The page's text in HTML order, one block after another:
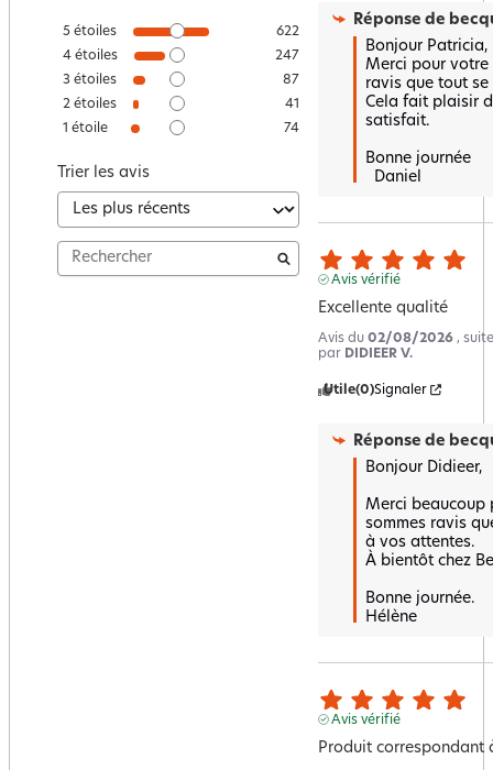
5 étoiles
622
4 étoiles
247
3 étoiles
87
2 étoiles
41
1 étoile 74
Trier les avis
Réponse de
Bonjour Patricia,
Merci pour votre
ravis que tout
Cela fait plaisir
satisfait.
Bonne journée
  Daniel
Avis vérifié
Excellente qualité
Avis du 02/08/2026 ,
par DIDIEER V.
Utile(0)Signaler
Réponse de
Bonjour Didieer,
Merci beaucoup
sommes ravis
à vos attentes.
À bientôt chez
Bonne journée.
Hélène
Avis vérifié
Produit correspondant